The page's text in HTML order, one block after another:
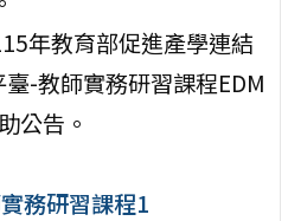
年教育部促進產學連結
-教師實務研習課程EDM
公告。
務研習課程1